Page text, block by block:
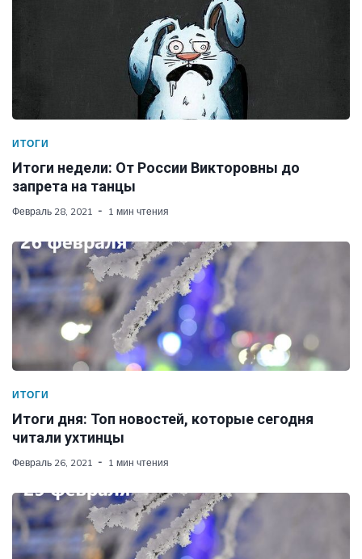
ИТОГИ
Итоги недели: От России Викторовны до
запрета на танцы
Февраль 28, 2021 1 мин чтения
ИТОГИ
Итоги дня: Топ новостей, которые сегодня
читали ухтинцы
Февраль 26, 2021 1 мин чтения